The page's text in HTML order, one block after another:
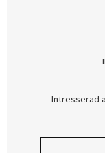
Intresserad